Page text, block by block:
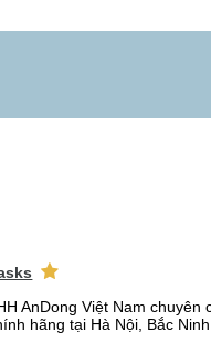
AnDong Việt Nam chuyên
hãng tại Hà Nội, Bắc